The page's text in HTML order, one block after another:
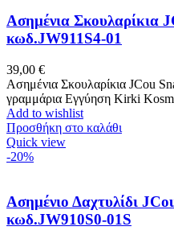
Ασημένια Σκουλαρίκια
κωδ.JW911S4-01
39,00 €
Ασημένια Σκουλαρίκια JCou
γραμμάρια Εγγύηση Kirki
Add to wishlist
Προσθήκη στο καλάθι
Quick view
-20%
Ασημένιο Δαχτυλίδι
κωδ.JW910S0-01S